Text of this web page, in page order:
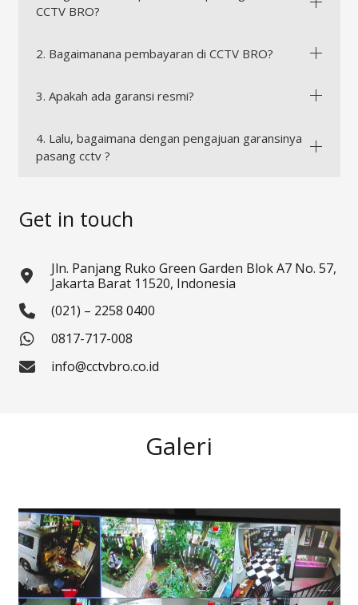
CCTV BRO?
2. Bagaimanana pembayaran di CCTV BRO?
3. Apakah ada garansi resmi?
4. Lalu, bagaimana dengan pengajuan garansinya
pasang cctv ?
Get in touch
Jln. Panjang Ruko Green Garden Blok A7 No. 57,
Jakarta Barat 11520, Indonesia
(021) – 2258 0400
0817-717-008
info@cctvbro.co.id
Galeri